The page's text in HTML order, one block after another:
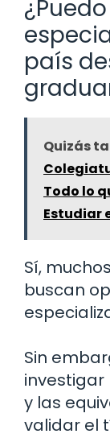
país
Quizás
Todo lo
Estudiar
Sí,
buscan
Sin
investigar
y las
validar el